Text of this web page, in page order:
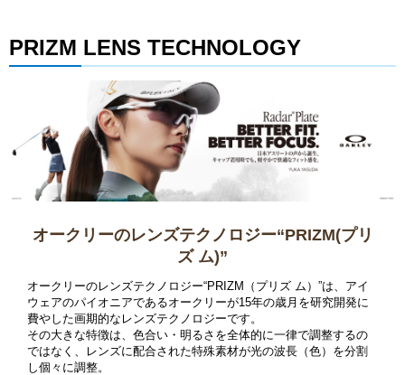
PRIZM LENS TECHNOLOGY
オークリーのレンズテクノロジー“PRIZM(プリ
ズ ム)”
オークリーのレンズテクノロジー“PRIZM（プリズ ム）”は、アイ
ウェアのパイオニアであるオークリーが15年の歳月を研究開発に
費やした画期的なレンズテクノロジーです。
その大きな特徴は、色合い・明るさを全体的に一律で調整するの
ではなく、レンズに配合された特殊素材が光の波長（色）を分割
し個々に調整。